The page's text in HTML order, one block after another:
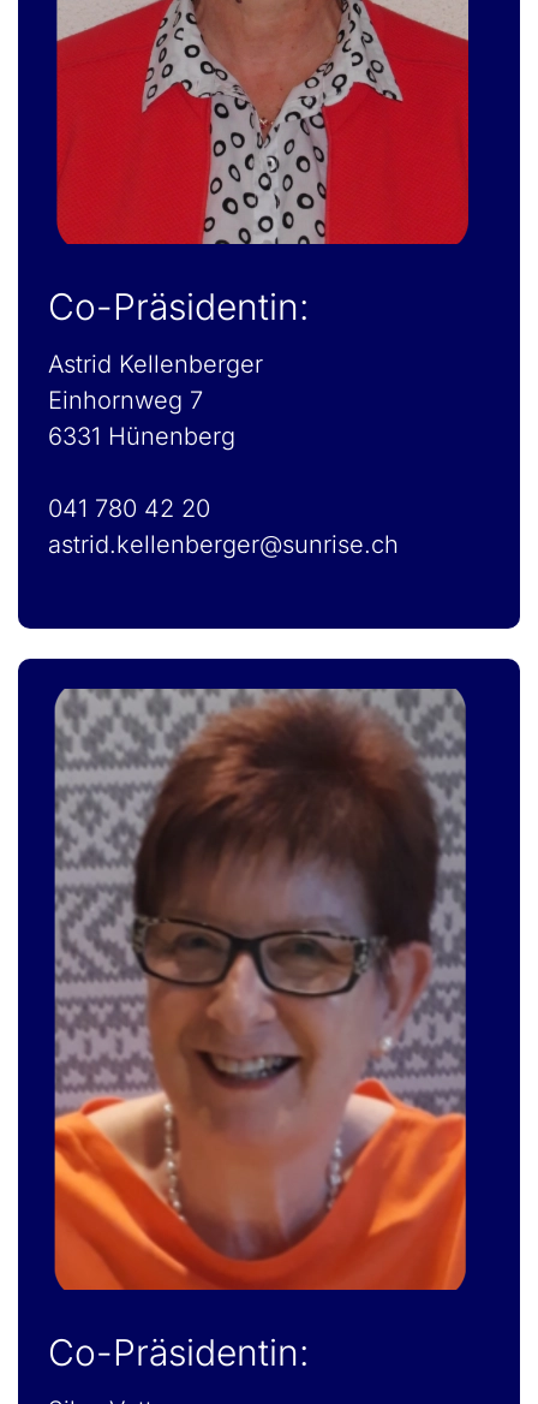
Co-Präsidentin:
Astrid Kellenberger
Einhornweg 7
6331 Hünenberg
041 780 42 20
astrid.kellenberger@sunrise.ch
Co-Präsidentin: